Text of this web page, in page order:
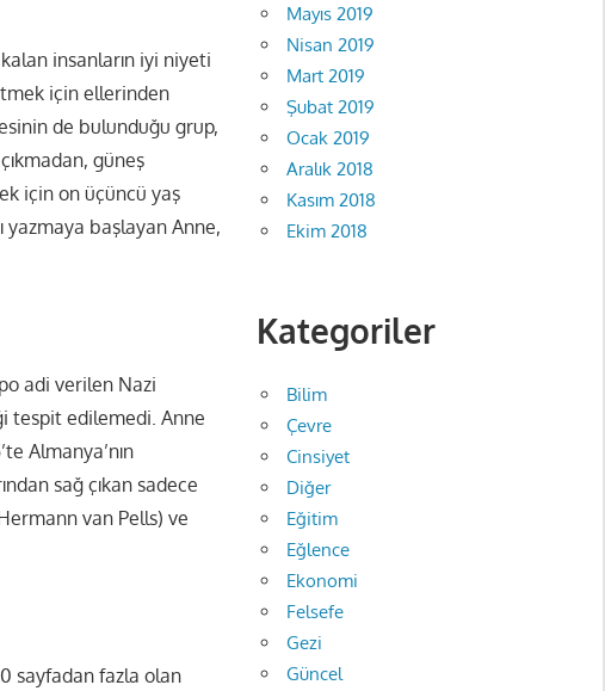
insanların iyi niyeti
için ellerinden
de bulunduğu grup,
güneş
için on üçüncü yaş
yazmaya başlayan Anne,
adi verilen Nazi
tespit edilemedi. Anne
Almanya’nın
sağ çıkan sadece
van Pells) ve
sayfadan fazla olan
Mayıs 2019
Nisan 2019
Mart 2019
Şubat 2019
Ocak 2019
Aralık 2018
Kasım 2018
Ekim 2018
Kategoriler
Bilim
Çevre
Cinsiyet
Diğer
Eğitim
Eğlence
Ekonomi
Felsefe
Gezi
Güncel